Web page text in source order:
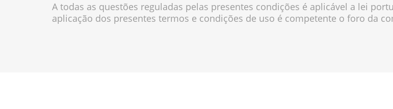
A todas as questões reguladas pelas presentes condições é aplicável a lei
aplicação dos presentes termos e condições de uso é competente o foro da